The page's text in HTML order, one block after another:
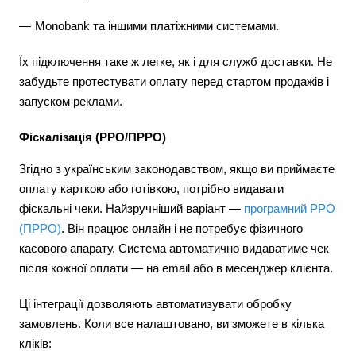
Monobank та іншими платіжними системами.
Їх підключення таке ж легке, як і для служб доставки. Не
забудьте протестувати оплату перед стартом продажів і
запуском реклами.
Фіскалізація (РРО/ПРРО)
Згідно з українським законодавством, якщо ви приймаєте
оплату карткою або готівкою, потрібно видавати
фіскальні чеки. Найзручніший варіант — програмний РРО
(ПРРО). Він працює онлайн і не потребує фізичного
касового апарату. Система автоматично видаватиме чек
після кожної оплати — на email або в месенджер клієнта.
Ці інтеграції дозволяють автоматизувати обробку
замовлень. Коли все налаштовано, ви зможете в кілька
кліків: